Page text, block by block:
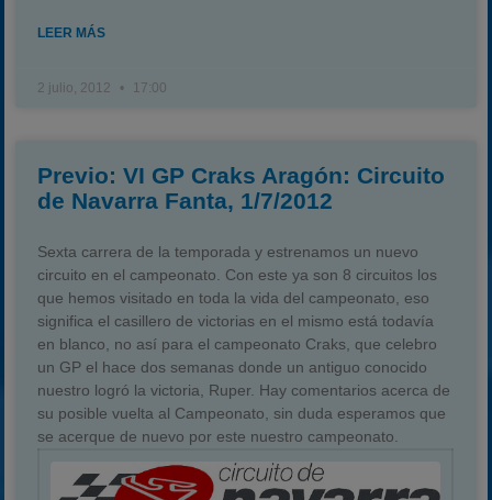
LEER MÁS
2 julio, 2012 17:00
Previo: VI GP Craks Aragón: Circuito
de Navarra Fanta, 1/7/2012
Sexta carrera de la temporada y estrenamos un nuevo
circuito en el campeonato. Con este ya son 8 circuitos los
que hemos visitado en toda la vida del campeonato, eso
significa el casillero de victorias en el mismo está todavía
en blanco, no así para el campeonato Craks, que celebro
un GP el hace dos semanas donde un antiguo conocido
nuestro logró la victoria, Ruper. Hay comentarios acerca de
su posible vuelta al Campeonato, sin duda esperamos que
se acerque de nuevo por este nuestro campeonato.